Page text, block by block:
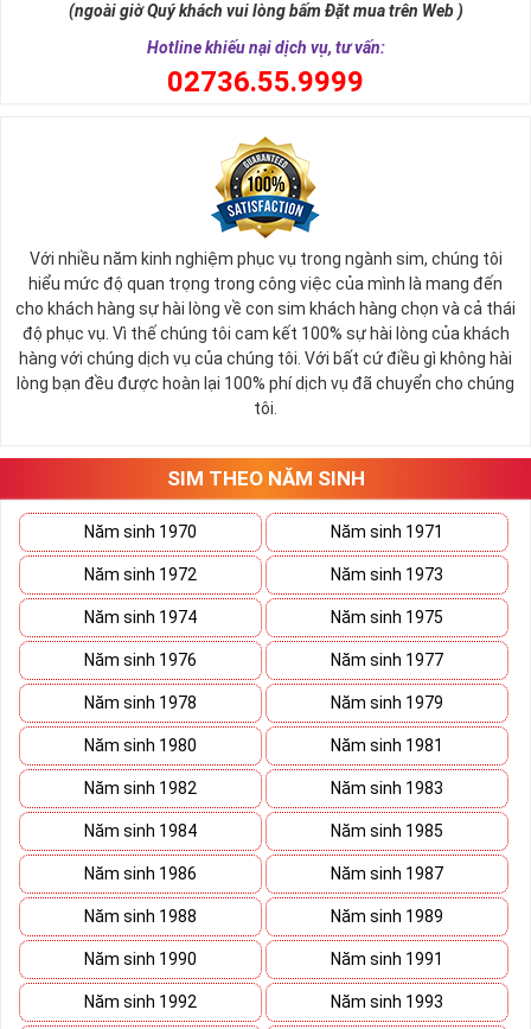
Ý nghĩa sim tứ quý 2
Theo quan niệm phong thủy
Số 2 tượng trưng cho sự cân bằng, hài hòa của âm dương và đất
trời. Sự cân bằng này giúp cho mọi việc đều thuận lợi và mang lại
nhiều may mắn trong cuộc sống và kinh doanh.
Số 2 còn biểu trưng cho lòng tốt, sự ổn định và tính hai mặt của
mọi vấn đề. Số 2 giúp cho họ có được sự lựa chọn, để đưa ra
những hướng giải quyết đúng đắn nhắt.
tứ 2 cùng xuất hiện trong một dãy số sim càng giúp cho ý nghĩa
sim tứ quýtăng lên gấp bội. Sở hữu sim Tứ Quý 2 giúp khích lệ tinh
thần người sở hữu là không sợ bất cứ điều gì mà hãy cứ làm thì
mọi điều tốt đẹp và may mắn ắt sẽ đến.
Lợi ích sim Tứ Quý 2 mang lại là gì?
Lợi ích sim Tứ Quý 2 mang lại là gì?
Giúp chủ nhân luôn vui vẻ, hạnh phúc
Những người là chủ nhân của những sim tứ quý 2 sẽ dễ dàng có
(ngoài giờ Quý khách vui lòng bấm Đặt mua trên Web )
Hotline khiếu nại dịch vụ, tư vấn:
02736.55.9999
Với nhiều năm kinh nghiệm phục vụ trong ngành sim, chúng tôi
hiểu mức độ quan trọng trong công việc của mình là mang đến
cho khách hàng sự hài lòng về con sim khách hàng chọn và cả thái
độ phục vụ. Vì thế chúng tôi cam kết 100% sự hài lòng của khách
hàng với chúng dịch vụ của chúng tôi. Với bất cứ điều gì không hài
lòng bạn đều được hoàn lại 100% phí dịch vụ đã chuyển cho chúng
tôi.
SIM THEO NĂM SINH
Năm sinh 1970 Năm sinh 1971
Năm sinh 1972 Năm sinh 1973
Năm sinh 1974 Năm sinh 1975
Năm sinh 1976 Năm sinh 1977
Năm sinh 1978 Năm sinh 1979
Năm sinh 1980 Năm sinh 1981
Năm sinh 1982 Năm sinh 1983
Năm sinh 1984 Năm sinh 1985
Năm sinh 1986 Năm sinh 1987
Năm sinh 1988 Năm sinh 1989
Năm sinh 1990 Năm sinh 1991
Năm sinh 1992 Năm sinh 1993